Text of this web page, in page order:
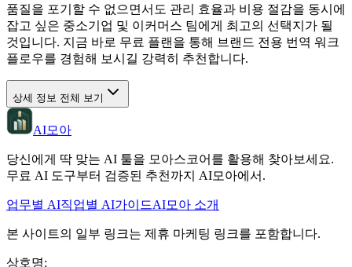
품질을 포기할 수 없으면서도 관리 효율과 비용 절감을 동시에
잡고 싶은 중소기업 및 이커머스 팀에게 최고의 선택지가 될
것입니다. 지금 바로 무료 플랜을 통해 브랜드 전용 번역 워크
플로우를 경험해 보시길 강력히 추천합니다.
상세 정보 전체 보기
AI모아
당신에게 딱 맞는 AI 툴을 모아스코어를 활용해 찾아보세요.
무료 AI 도구부터 검증된 추천까지 AI모아에서.
업무별 AI직업별 AI가이드AI모아 소개
본 사이트의 일부 링크는 제휴 마케팅 링크를 포함합니다.
상호명: